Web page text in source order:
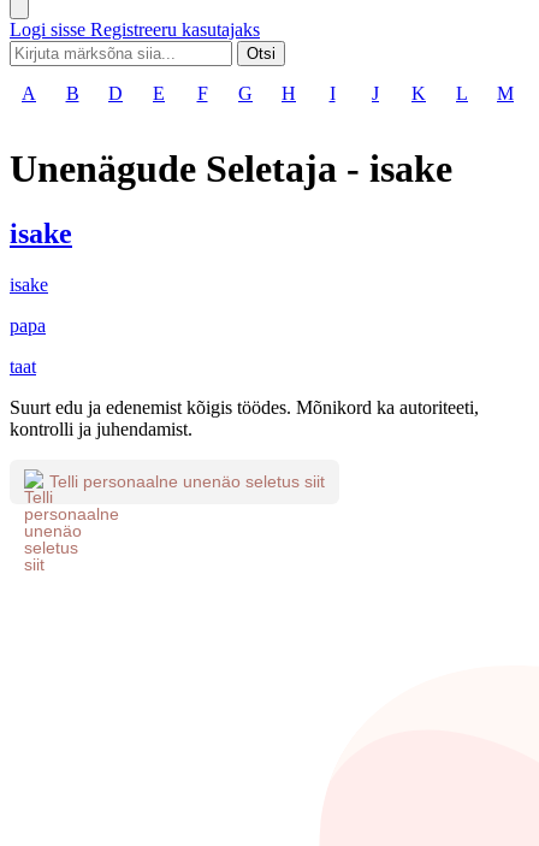
Logi sisse Registreeru kasutajaks
Otsi
A B D E F G H I J K L M
Unenägude Seletaja - isake
isake
isake
papa
taat
Suurt edu ja edenemist kõigis töödes. Mõnikord ka autoriteeti,
kontrolli ja juhendamist.
Telli personaalne unenäo seletus siit